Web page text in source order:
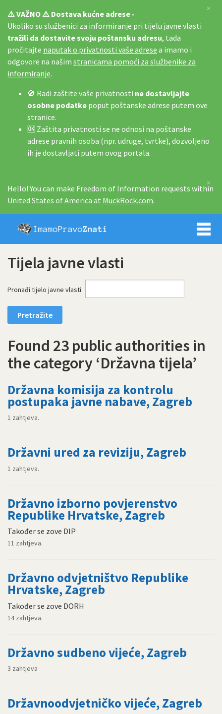
⚠️ VAŽNO ⚠️ Dostava kućne adrese -
Ukoliko su službenici za informiranje pri tijelu javne vlasti
tražili da dostavite svoju poštansku adresu, tada
pročitajte naputak o privatnosti vaše adrese a imamo i
odgovore na našim stranicama pomoći za službenike za
informiranje.
🚫 Radi zaštite vaše privatnosti ne dostavljajte
osobne podatke poput poštanske adrese putem ove
stranice.
🆗 Zaštita privatnosti se ne odnosi na poštanske
adrese pravnih osoba (npr. udruge, tvrtke), dozvoljeno
ih je dostavljati putem ovog portala.
×
Hello! You can make Freedom of Information requests within
United States of America at MuckRock.com.
×
Imamo
Tijela javne vlasti
Pronađi tijelo javne vlasti
Found 23 public authorities in
the category ‘Državna tijela’
Državna komisija za kontrolu
postupaka javne nabave, Zagreb
1 zahtjeva.
Državni ured za reviziju, Zagreb
1 zahtjeva.
Državno izborno povjerenstvo
Republike Hrvatske, Zagreb
Također se zove DIP
11 zahtjeva.
Državno odvjetništvo Republike
Hrvatske, Zagreb
Također se zove DORH
14 zahtjeva.
Državno sudbeno vijeće, Zagreb
3 zahtjeva
Državnoodvjetničko vijeće, Zagreb